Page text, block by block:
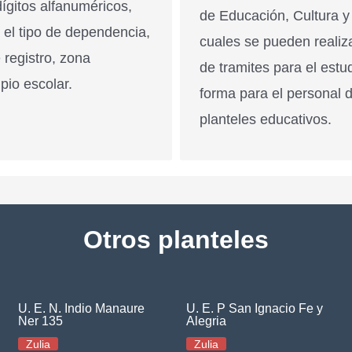
alfanuméricos,
tipo de dependencia,
registro, zona
escolar.
de Educación, Cultura
cuales se pueden
de tramites para el
forma para el personal
planteles educativos.
Otros planteles
U. E. N. Indio Manaure
Ner 135
Zulia
U. E. P San Ignacio Fe y
Alegria
Zulia